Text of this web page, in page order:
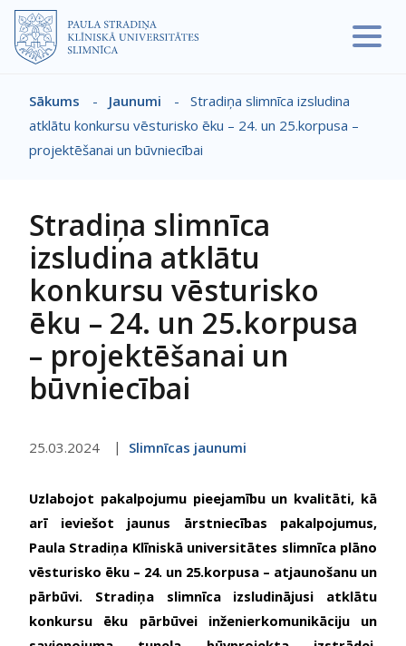
Pārlekt uz galveno saturu
Atpakaļceļš
Sākums - Jaunumi -
Stradiņa slimnīca izsludina
atklātu konkursu vēsturisko ēku – 24. un 25.korpusa –
projektēšanai un būvniecībai
Stradiņa slimnīca
izsludina atklātu
konkursu vēsturisko
ēku – 24. un 25.korpusa
– projektēšanai un
būvniecībai
25.03.2024 Slimnīcas jaunumi
Uzlabojot pakalpojumu pieejamību un kvalitāti, kā
arī ieviešot jaunus ārstniecības pakalpojumus,
Paula Stradiņa Klīniskā universitātes slimnīca plāno
vēsturisko ēku – 24. un 25.korpusa – atjaunošanu un
pārbūvi. Stradiņa slimnīca izsludinājusi atklātu
konkursu ēku pārbūvei inženierkomunikāciju un